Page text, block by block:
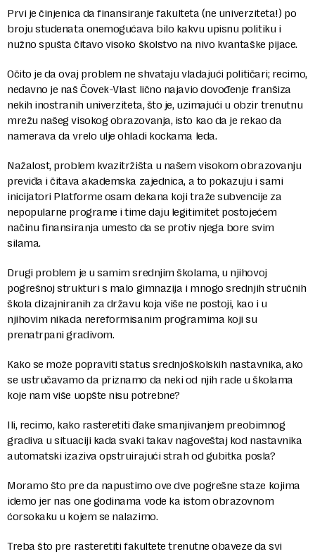
Prvi je činjenica da finansiranje fakulteta (ne univerziteta!) po
broju studenata onemogućava bilo kakvu upisnu politiku i
nužno spušta čitavo visoko školstvo na nivo kvantaške pijace.
Očito je da ovaj problem ne shvataju vladajući političari; recimo,
nedavno je naš Čovek-Vlast lično najavio dovođenje franšiza
nekih inostranih univerziteta, što je, uzimajući u obzir trenutnu
mrežu našeg visokog obrazovanja, isto kao da je rekao da
namerava da vrelo ulje ohladi kockama leda.
Nažalost, problem kvazitržišta u našem visokom obrazovanju
previđa i čitava akademska zajednica, a to pokazuju i sami
inicijatori Platforme osam dekana koji traže subvencije za
nepopularne programe i time daju legitimitet postojećem
načinu finansiranja umesto da se protiv njega bore svim
silama.
Drugi problem je u samim srednjim školama, u njihovoj
pogrešnoj strukturi s malo gimnazija i mnogo srednjih stručnih
škola dizajniranih za državu koja više ne postoji, kao i u
njihovim nikada nereformisanim programima koji su
prenatrpani gradivom.
Kako se može popraviti status srednjoškolskih nastavnika, ako
se ustručavamo da priznamo da neki od njih rade u školama
koje nam više uopšte nisu potrebne?
Ili, recimo, kako rasteretiti đake smanjivanjem preobimnog
gradiva u situaciji kada svaki takav nagoveštaj kod nastavnika
automatski izaziva opstruirajući strah od gubitka posla?
Moramo što pre da napustimo ove dve pogrešne staze kojima
idemo jer nas one godinama vode ka istom obrazovnom
ćorsokaku u kojem se nalazimo.
Treba što pre rasteretiti fakultete trenutne obaveze da svi